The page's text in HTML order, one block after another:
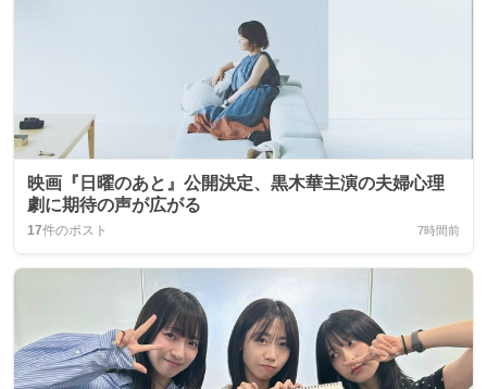
映画『日曜のあと』公開決定、黒木華主演の夫婦心理
劇に期待の声が広がる
17件のポスト 7時間前